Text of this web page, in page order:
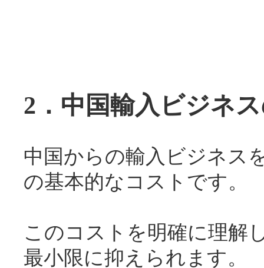
2．中国輸入ビジネ
中国からの輸入ビジネス
の基本的なコストです。
このコストを明確に理解
最小限に抑えられます。